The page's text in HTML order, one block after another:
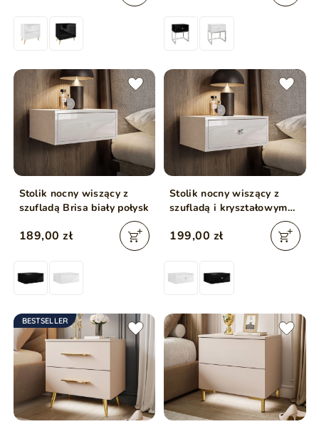
Stolik nocny wiszący z
szufladą Brisa biały połysk
189,00 zł
Stolik nocny wiszący z
szufladą i kryształowym
połysk
199,00 zł
BESTSELLER